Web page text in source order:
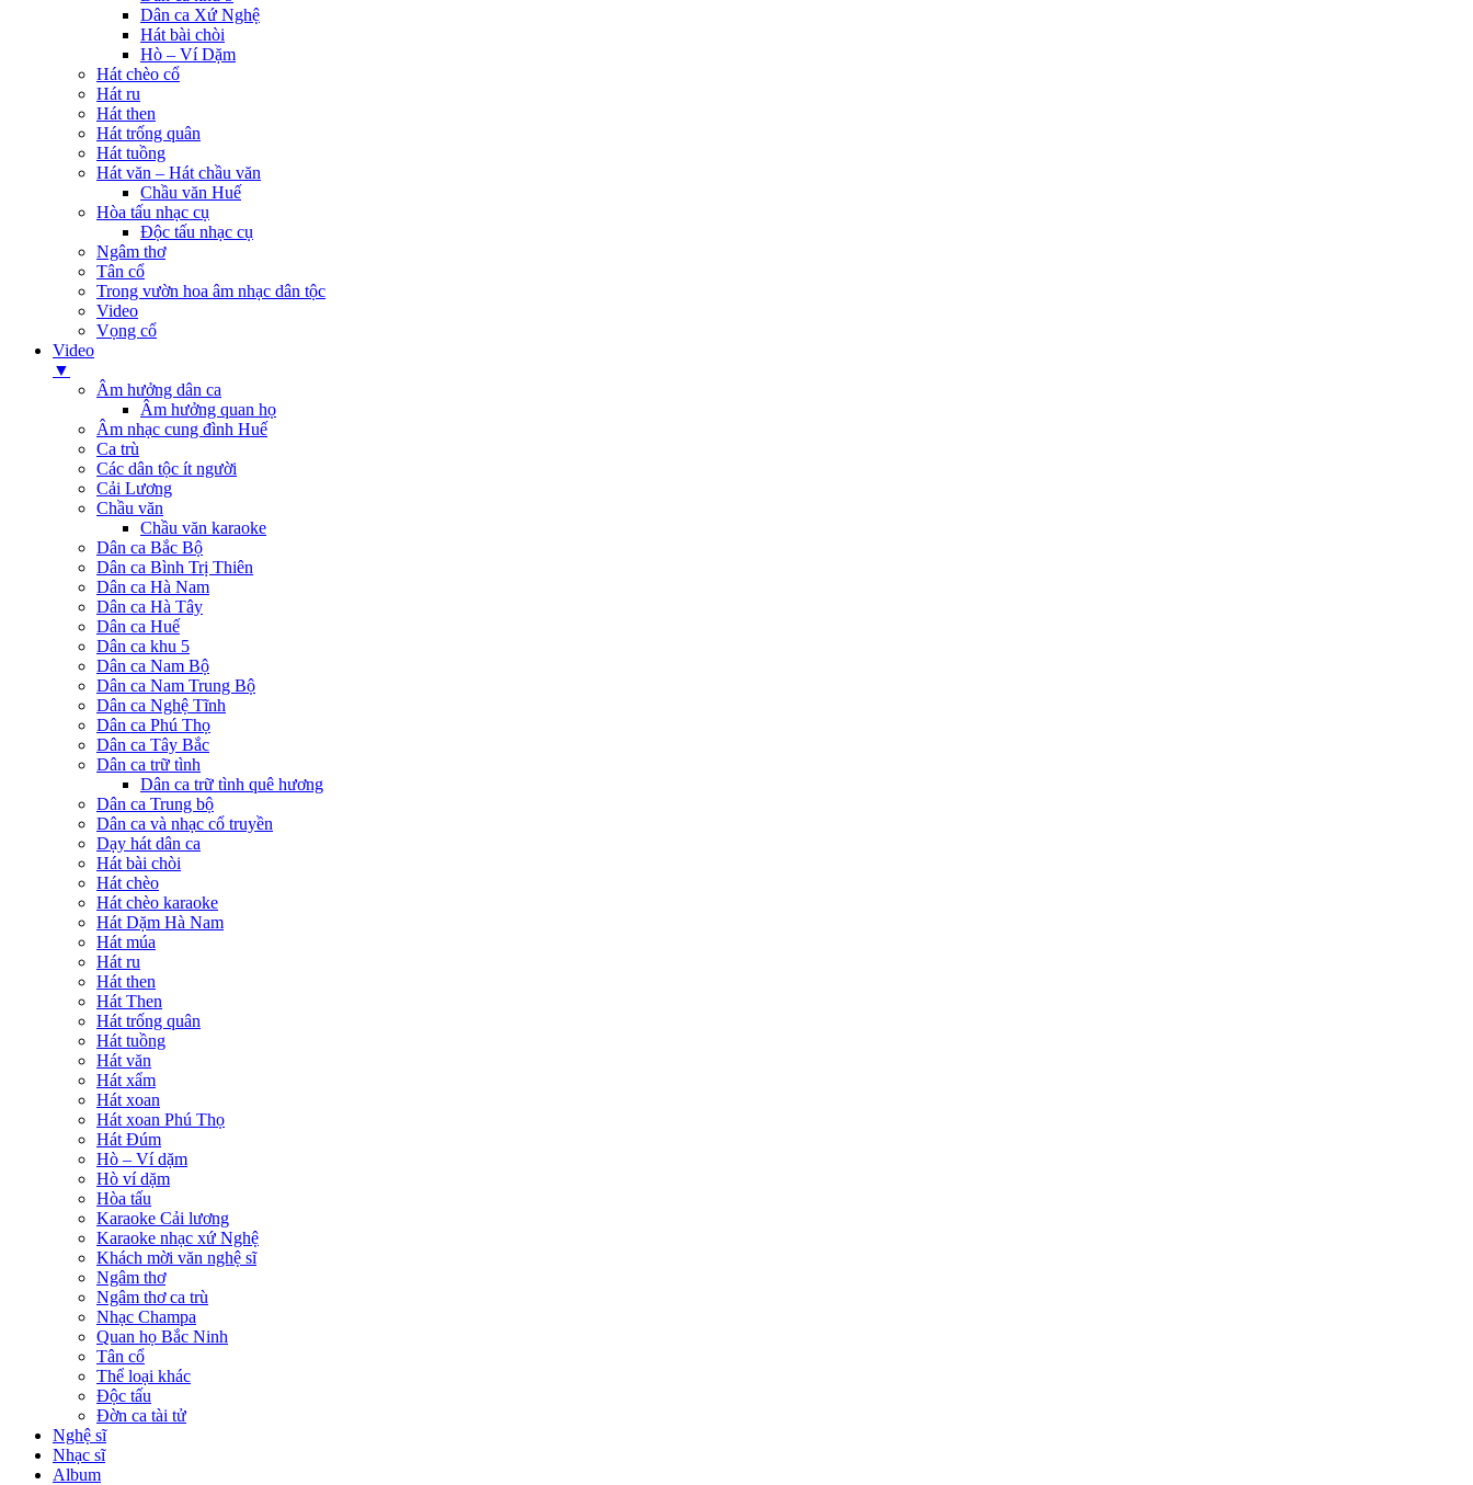
Dân ca Xứ Nghệ
Hát bài chòi
Hò – Ví Dặm
Hát chèo cổ
Hát ru
Hát then
Hát trống quân
Hát tuồng
Hát văn – Hát chầu văn
Chầu văn Huế
Hòa tấu nhạc cụ
Độc tấu nhạc cụ
Ngâm thơ
Tân cổ
Trong vườn hoa âm nhạc dân tộc
Video
Vọng cổ
Video
▼
Âm hưởng dân ca
Âm hưởng quan họ
Âm nhạc cung đình Huế
Ca trù
Các dân tộc ít người
Cải Lương
Chầu văn
Chầu văn karaoke
Dân ca Bắc Bộ
Dân ca Bình Trị Thiên
Dân ca Hà Nam
Dân ca Hà Tây
Dân ca Huế
Dân ca khu 5
Dân ca Nam Bộ
Dân ca Nam Trung Bộ
Dân ca Nghệ Tĩnh
Dân ca Phú Thọ
Dân ca Tây Bắc
Dân ca trữ tình
Dân ca trữ tình quê hương
Dân ca Trung bộ
Dân ca và nhạc cổ truyền
Dạy hát dân ca
Hát bài chòi
Hát chèo
Hát chèo karaoke
Hát Dặm Hà Nam
Hát múa
Hát ru
Hát then
Hát Then
Hát trống quân
Hát tuồng
Hát văn
Hát xẩm
Hát xoan
Hát xoan Phú Thọ
Hát Đúm
Hò – Ví dặm
Hò ví dặm
Hòa tấu
Karaoke Cải lương
Karaoke nhạc xứ Nghệ
Khách mời văn nghệ sĩ
Ngâm thơ
Ngâm thơ ca trù
Nhạc Champa
Quan họ Bắc Ninh
Tân cổ
Thể loại khác
Độc tấu
Đờn ca tài tử
Nghệ sĩ
Nhạc sĩ
Album